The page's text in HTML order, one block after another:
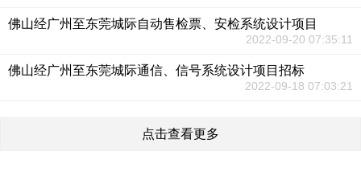
佛山经广州至东莞城际自动售检票、安检系统设计项目
2022-09-20 07:35:11
佛山经广州至东莞城际通信、信号系统设计项目招标
2022-09-18 07:03:21
点击查看更多